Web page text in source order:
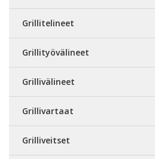
Grillitelineet
Grillityövälineet
Grillivälineet
Grillivartaat
Grilliveitset